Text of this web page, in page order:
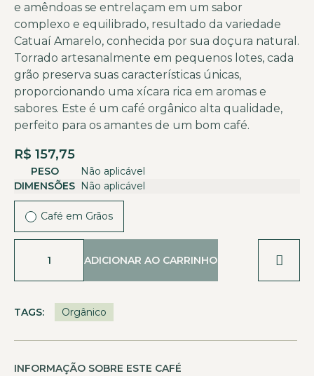
e amêndoas se entrelaçam em um sabor
complexo e equilibrado, resultado da variedade
Catuaí Amarelo, conhecida por sua doçura natural.
Torrado artesanalmente em pequenos lotes, cada
grão preserva suas características únicas,
proporcionando uma xícara rica em aromas e
sabores. Este é um café orgânico alta qualidade,
perfeito para os amantes de um bom café.
R$ 157,75
PESO
Não aplicável
DIMENSÕES Não aplicável
Café em Grãos
ADICIONAR AO CARRINHO
TAGS: Orgânico
INFORMAÇÃO SOBRE ESTE CAFÉ